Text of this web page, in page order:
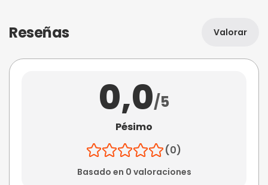
Reseñas Valorar
0,0/5
Pésimo
(0)
Basado en 0 valoraciones